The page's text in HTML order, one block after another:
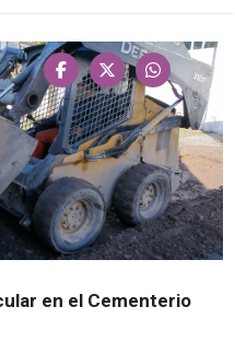
en el Cementerio